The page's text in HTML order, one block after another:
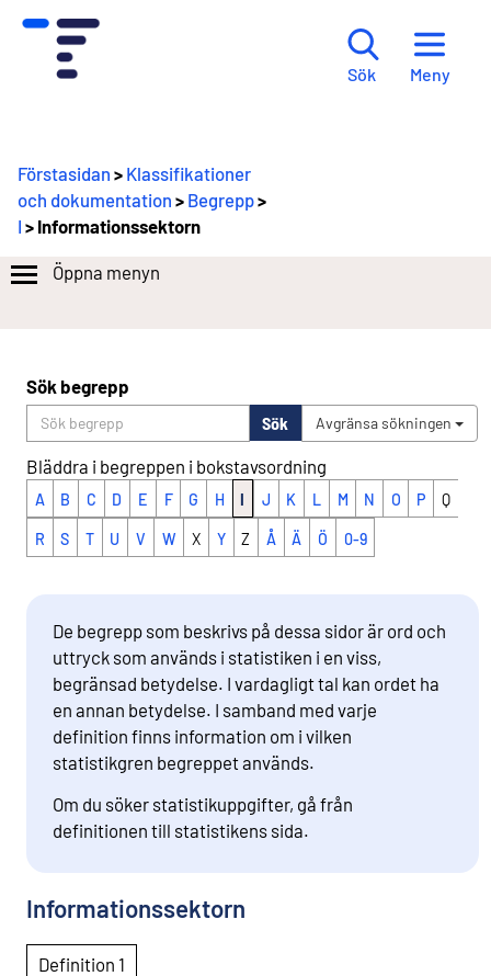
Sök Meny
Förstasidan > Klassifikationer
och dokumentation > Begrepp>
I > Informationssektorn
Öppna menyn
Sök begrepp
Sök Avgränsa sökningen
Bläddra i begreppen i bokstavsordning
A B C D E F G H I J K L M N O P Q
R S T U V W X Y Z Å Ä Ö 0-9
De begrepp som beskrivs på dessa sidor är ord och
uttryck som används i statistiken i en viss,
begränsad betydelse. I vardagligt tal kan ordet ha
en annan betydelse. I samband med varje
definition finns information om i vilken
statistikgren begreppet används.
Om du söker statistikuppgifter, gå från
definitionen till statistikens sida.
Informationssektorn
Definition 1